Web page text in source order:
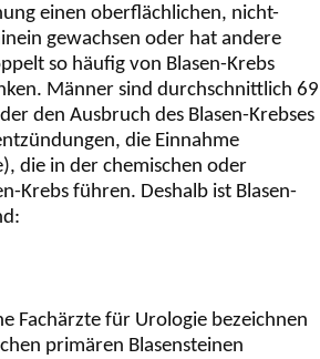
einen oberflächlichen, nicht-
gewachsen oder hat andere
so häufig von Blasen-Krebs
Männer sind durchschnittlich 69
den Ausbruch des Blasen-Krebses
die Einnahme
die in der chemischen oder
Krebs führen. Deshalb ist Blasen-
Fachärzte für Urologie bezeichnen
primären Blasensteinen